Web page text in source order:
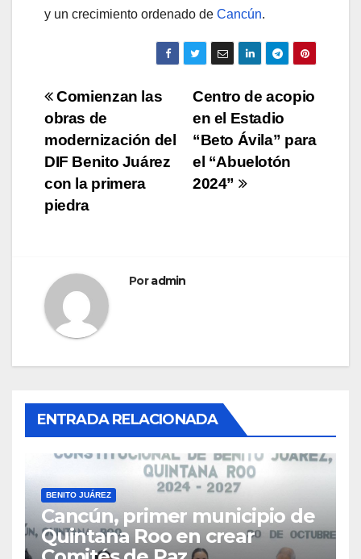
y un crecimiento ordenado de Cancún.
Navegación
de
entradas
Centro de acopio
en el Estadio
“Beto Ávila” para
el “Abuelotón
2024”
Comienzan las
obras de
modernización del
DIF Benito Juárez
con la primera
piedra
Poradmin
ENTRADA RELACIONADA
BENITO JUÁREZ
Cancún, primer municipio de
Quintana Roo en crear